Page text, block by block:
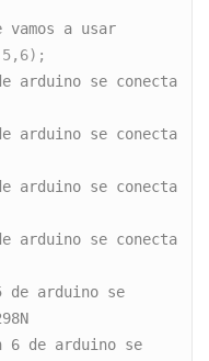
a usar
arduino se conecta
arduino se conecta
arduino se conecta
arduino se conecta
arduino se
de arduino se